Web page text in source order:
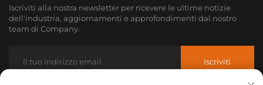
Iscriviti alla nostra newsletter per ricevere le ultime notizie
dell'industria, aggiornamenti e approfondimenti dal nostro
team di Company.
Iscriviti